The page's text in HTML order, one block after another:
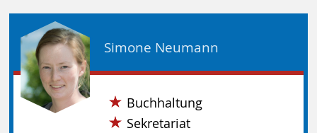
Simone Neumann
Buchhaltung
Sekretariat